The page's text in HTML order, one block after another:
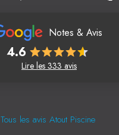
Notes & Avis
4.6
Lire les 333 avis
Tous les avis Atout Piscine